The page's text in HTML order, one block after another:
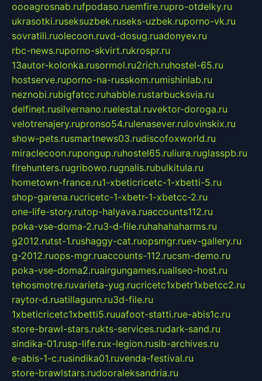
oooagrosnab.rufpodaso.ruemfire.rupro-otdelky.ru
ukrasotki.ruseksuzbek.ruseks-uzbek.ruporno-vk.ru
sovratili.ruolecoon.ruvd-dosug.ruadonyev.ru
rbc-news.ruporno-skvirt.rukrospr.ru
13autor-kolonka.rusormol.ru2rich.ruhostel-65.ru
hostserve.ruporno-na-russkom.rumishinlab.ru
neznobi.rubigfatcc.ruhabble.rustarbucksvia.ru
delfinet.rusilvernano.ruelestal.ruvektor-doroga.ru
velotrenajery.rupronso54.rulenasever.rulovinskix.ru
show-pets.rusmartnews03.rudiscofoxworld.ru
miraclecoon.rupongup.ruhostel65.ruliura.ruglasspb.ru
firehunters.rugribowo.rugnalis.rubulkitula.ru
hometown-france.ru1-xbeticricetc-1-xbetti-5.ru
shop-garena.rucricetc-1-xbetr-1-xbetcc-2.ru
one-life-story.rutop-halyava.ruaccounts112.ru
poka-vse-doma-2.ru3-d-file.ruhahahaharms.ru
g2012.rutst-1.rushaggy-cat.ruopsmgr.ruev-gallery.ru
g-2012.ruops-mgr.ruaccounts-112.rucsm-demo.ru
poka-vse-doma2.ruairgungames.ruallseo-host.ru
tehosmotre.ruvarieta-yug.rucricetc1xbetr1xbetcc2.ru
raytor-d.ruatillagunn.ru3d-file.ru
1xbeticricetc1xbetti5.ruuafoot-statti.rue-abis1c.ru
store-brawl-stars.rukts-services.rudark-sand.ru
sindika-01.rusp-life.rux-legion.rusib-archives.ru
e-abis-1-c.rusindika01.ruvenda-festival.ru
store-brawlstars.rudooraleksandria.ru